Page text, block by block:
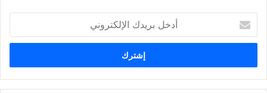
بريدك
الإلكتروني